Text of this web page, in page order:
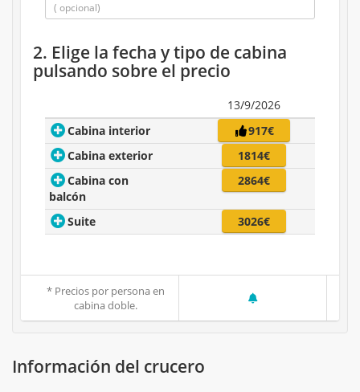
2. Elige la fecha y tipo de cabina
pulsando sobre el precio
13/9/2026
Cabina interior
917€
Cabina exterior
1814€
Cabina con
balcón
2864€
Suite 3026€
* Precios por persona en
cabina doble.
Información del crucero